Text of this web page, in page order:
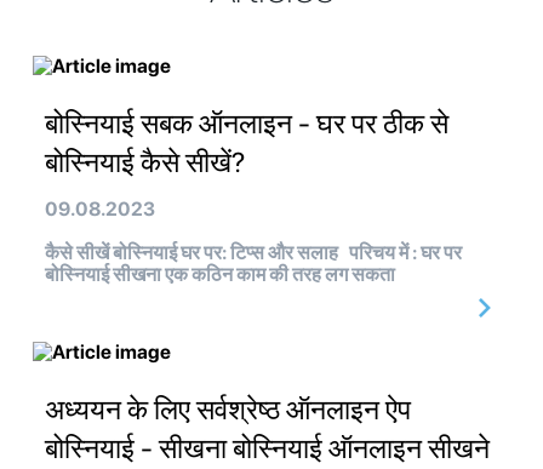
बोस्नियाई सबक ऑनलाइन - घर पर ठीक से
बोस्नियाई कैसे सीखें?
09.08.2023
कैसे सीखें बोस्नियाई घर पर: टिप्स और सलाह परिचय में : घर पर
बोस्नियाई सीखना एक कठिन काम की तरह लग सकता
अध्ययन के लिए सर्वश्रेष्ठ ऑनलाइन ऐप
बोस्नियाई - सीखना बोस्नियाई ऑनलाइन सीखने